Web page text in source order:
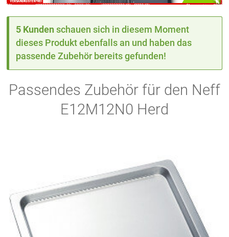
5 Kunden schauen sich in diesem Moment
dieses Produkt ebenfalls an und haben das
passende Zubehör bereits gefunden!
Passendes Zubehör für den Neff
E12M12N0 Herd